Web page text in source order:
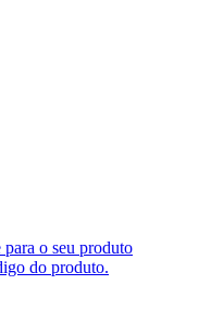
o seu produto
do produto.